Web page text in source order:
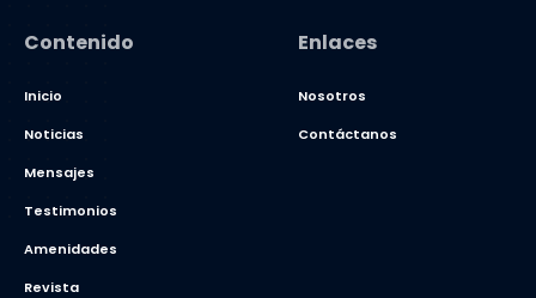
Contenido
Inicio
Noticias
Mensajes
Testimonios
Amenidades
Revista
Enlaces
Nosotros
Contáctanos